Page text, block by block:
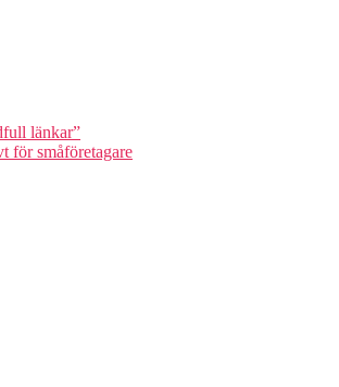
länkar”
för småföretagare